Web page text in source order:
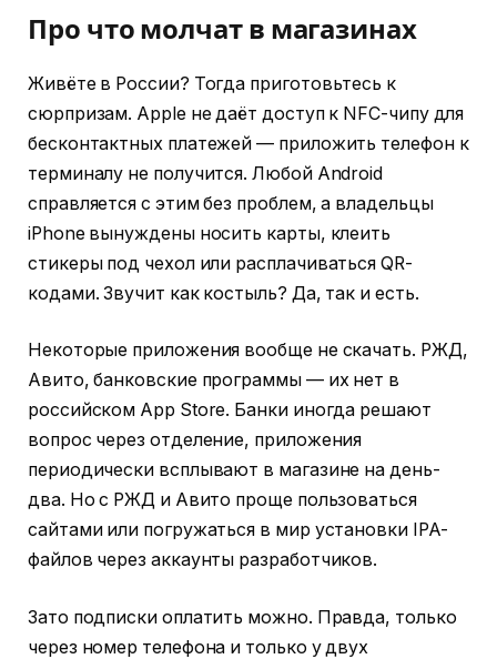
Про что молчат в магазинах
Живёте в России? Тогда приготовьтесь к
сюрпризам. Apple не даёт доступ к NFC-чипу для
бесконтактных платежей — приложить телефон к
терминалу не получится. Любой Android
справляется с этим без проблем, а владельцы
iPhone вынуждены носить карты, клеить
стикеры под чехол или расплачиваться QR-
кодами. Звучит как костыль? Да, так и есть.
Некоторые приложения вообще не скачать. РЖД,
Авито, банковские программы — их нет в
российском App Store. Банки иногда решают
вопрос через отделение, приложения
периодически всплывают в магазине на день-
два. Но с РЖД и Авито проще пользоваться
сайтами или погружаться в мир установки IPA-
файлов через аккаунты разработчиков.
Зато подписки оплатить можно. Правда, только
через номер телефона и только у двух